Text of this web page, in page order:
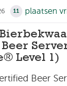
11 plaatsen
Level 1)
Beer